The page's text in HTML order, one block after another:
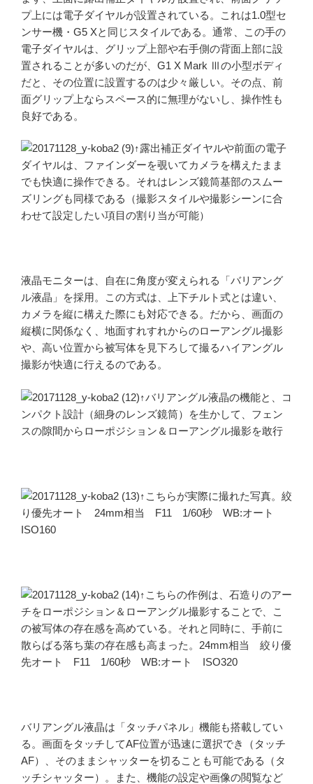
プ上には電子ダイヤルが設置されている。これは1.0型セ
ンサー機・G5 Xと同じスタイルである。通常、この手の
電子ダイヤルは、グリップ上部や右手側の背面上部に設
置されることが多いのだが、G1 X Mark Ⅲの小型ボディ
だと、その位置に設置するのは少々厳しい。その点、前
面グリップ上ならスペース的に無理がないし、操作性も
良好である。
↑露出補正ダイヤルや前面の電子
ダイヤルは、ファインダーを覗いてカメラを構えたまま
でも快適に操作できる。それはレンズ鏡筒基部のスムー
ズリングも同様である（撮影スタイルや撮影シーンに合
わせて設定したい項目の割り当が可能）
液晶モニターは、自在に角度が変えられる「バリアング
ル液晶」を採用。この方式は、上下チルト式とは違い、
カメラを縦に構えた際にも対応できる。だから、画面の
縦横に関係なく、地面すれすれからのローアングル撮影
や、高い位置から被写体を見下ろして撮るハイアングル
撮影が快適に行えるのである。
↑バリアングル液晶の機能と、コ
ンパクト設計（細身のレンズ鏡筒）を生かして、フェン
スの隙間からローポジション＆ローアングル撮影を敢行
↑こちらが実際に撮れた写真。絞
り優先オート 24mm相当 F11 1/60秒 WB:オート
ISO160
↑こちらの作例は、石造りのアー
チをローポジション＆ローアングル撮影することで、こ
の被写体の存在感を高めている。それと同時に、手前に
散らばる落ち葉の存在感も高まった。24mm相当 絞り優
先オート F11 1/60秒 WB:オート ISO320
バリアングル液晶は「タッチパネル」機能も搭載してい
る。画面をタッチしてAF位置が迅速に選択でき（タッチ
AF）、そのままシャッターを切ることも可能である（タ
ッチシャッター）。また、機能の設定や画像の閲覧など